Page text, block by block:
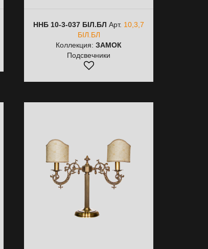
ННБ 10-3-037 БІЛ.БЛ Арт. 10,3,7
БІЛ.БЛ
Коллекция:ЗАМОК
Подсвечники